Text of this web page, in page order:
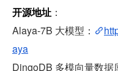
开源地址 ：
Alaya-7B 大模型：
aya
DingoDB 多模向量数据